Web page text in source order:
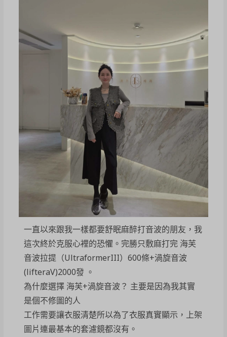
一直以來跟我一樣都要舒眠麻醉打音波的朋友，我
這次終於克服心裡的恐懼。完勝只敷麻打完 海芙
音波拉提（UltraformerIII）600條+渦旋音波
(lifteraV)2000發 。
為什麼選擇 海芙+渦旋音波？ 主要是因為我其實
是個不修圖的人
工作需要讓衣服清楚所以為了衣服真實顯示，上架
圖片連最基本的套濾鏡都沒有。